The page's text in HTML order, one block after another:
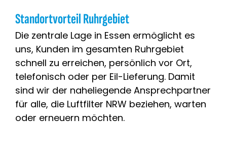
Standortvorteil Ruhrgebiet
Die zentrale Lage in Essen ermöglicht es
uns, Kunden im gesamten Ruhrgebiet
schnell zu erreichen, persönlich vor Ort,
telefonisch oder per Eil-Lieferung. Damit
sind wir der naheliegende Ansprechpartner
für alle, die Luftfilter NRW beziehen, warten
oder erneuern möchten.